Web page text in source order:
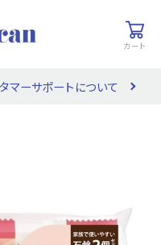
カート
マーサポートについて